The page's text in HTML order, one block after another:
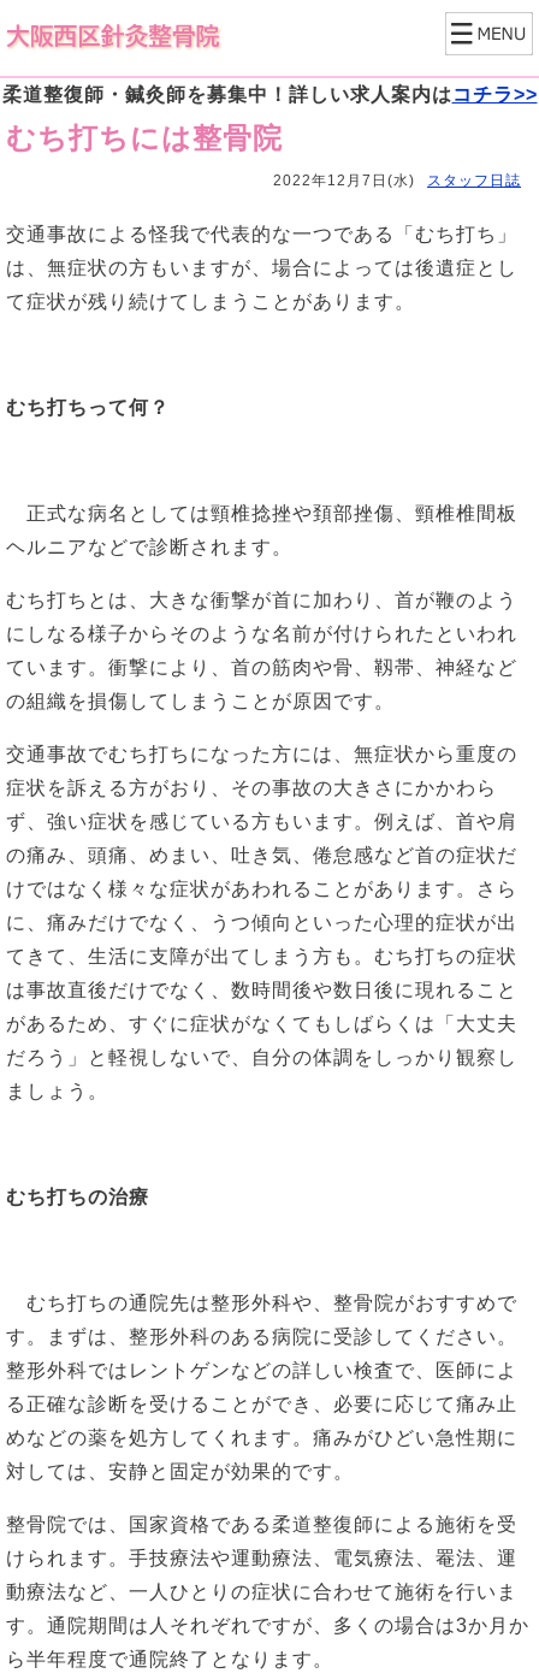
柔道整復師・鍼灸師を募集中！詳しい求人案内は コチラ>>
むち打ちには整骨院
2022年12月7日(水) スタッフ日誌
交通事故による怪我で代表的な一つである「むち打ち」
は、無症状の方もいますが、場合によっては後遺症とし
て症状が残り続けてしまうことがあります。
むち打ちって何？
正式な病名としては頸椎捻挫や頚部挫傷、頸椎椎間板
ヘルニアなどで診断されます。
むち打ちとは、大きな衝撃が首に加わり、首が鞭のよう
にしなる様子からそのような名前が付けられたといわれ
ています。衝撃により、首の筋肉や骨、靱帯、神経など
の組織を損傷してしまうことが原因です。
交通事故でむち打ちになった方には、無症状から重度の
症状を訴える方がおり、その事故の大きさにかかわら
ず、強い症状を感じている方もいます。例えば、首や肩
の痛み、頭痛、めまい、吐き気、倦怠感など首の症状だ
けではなく様々な症状があわれることがあります。さら
に、痛みだけでなく、うつ傾向といった心理的症状が出
てきて、生活に支障が出てしまう方も。むち打ちの症状
は事故直後だけでなく、数時間後や数日後に現れること
があるため、すぐに症状がなくてもしばらくは「大丈夫
だろう」と軽視しないで、自分の体調をしっかり観察し
ましょう。
むち打ちの治療
むち打ちの通院先は整形外科や、整骨院がおすすめで
す。まずは、整形外科のある病院に受診してください。
整形外科ではレントゲンなどの詳しい検査で、医師によ
る正確な診断を受けることができ、必要に応じて痛み止
めなどの薬を処方してくれます。痛みがひどい急性期に
対しては、安静と固定が効果的です。
整骨院では、国家資格である柔道整復師による施術を受
けられます。手技療法や運動療法、電気療法、罨法、運
動療法など、一人ひとりの症状に合わせて施術を行いま
す。通院期間は人それぞれですが、多くの場合は3か月か
ら半年程度で通院終了となります。